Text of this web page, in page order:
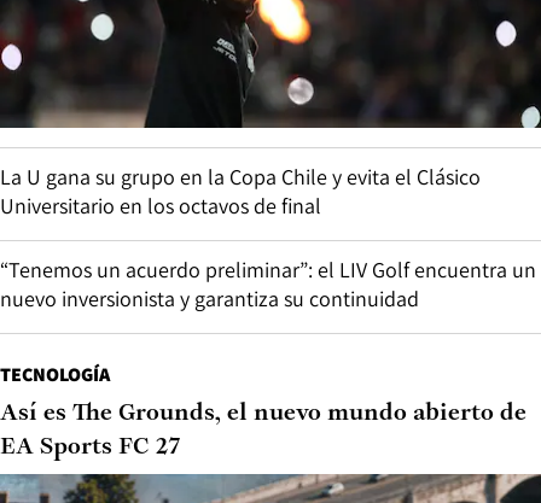
La U gana su grupo en la Copa Chile y evita el Clásico
Universitario en los octavos de final
“Tenemos un acuerdo preliminar”: el LIV Golf encuentra un
nuevo inversionista y garantiza su continuidad
TECNOLOGÍA
Así es The Grounds, el nuevo mundo abierto de
EA Sports FC 27